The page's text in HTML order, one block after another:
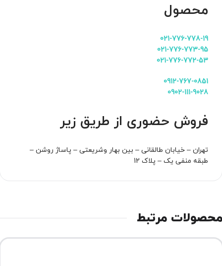
محصول
021-776-778-19
021-776-773-95
021-776-772-53
0912-767-0851
0902-111-9028
فروش حضوری از طریق زیر
تهران – خیابان طالقانی – بین بهار وشریعتی – پاساژ روشن –
طبقه منفی یک – پلاک 12
مرتبط